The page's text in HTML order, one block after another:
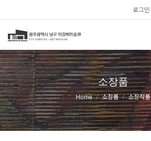
로그인
소장품
Home 소장품 소장작품